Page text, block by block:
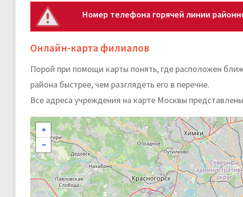
Номер телефона горячей линии
Онлайн-карта филиалов
Порой при помощи карты понять, где расположен
района быстрее, чем разглядеть его в перечне.
Все адреса учреждения на карте Москвы
+
−